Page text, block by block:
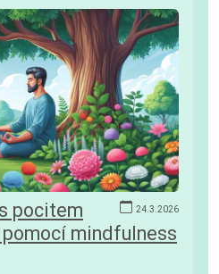
24.3.2026
pocitem
mindfulness